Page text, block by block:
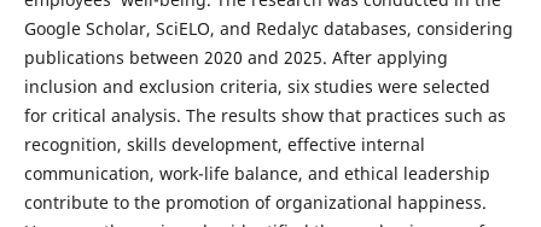
Google Scholar, SciELO, and Redalyc databases, considering
publications between 2020 and 2025. After applying
inclusion and exclusion criteria, six studies were selected
for critical analysis. The results show that practices such as
recognition, skills development, effective internal
communication, work-life balance, and ethical leadership
contribute to the promotion of organizational happiness.